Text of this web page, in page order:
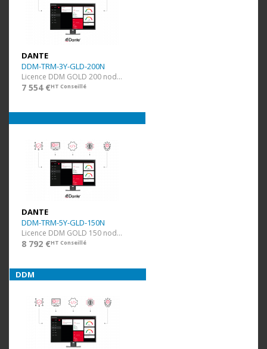
DANTE
DDM-TRM-3Y-GLD-200N
Licence DDM GOLD 200 nodes et 40 domaines + 3 ans
7 554 €HT Conseillé
DANTE
DDM-TRM-5Y-GLD-150N
Licence DDM GOLD 150 nodes et 30 domaines + 5 ans
8 792 €HT Conseillé
DDM